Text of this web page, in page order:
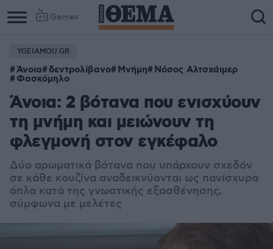
Games
YGEIAMOU.GR
Άνοια δεντρολίβανο Μνήμη Νόσος Αλτσχάιμερ
Φασκόμηλο
Άνοια: 2 βότανα που ενισχύουν
τη μνήμη και μειώνουν τη
φλεγμονή στον εγκέφαλο
Δύο αρωματικά βότανα που υπάρχουν σχεδόν
σε κάθε κουζίνα αναδεικνύονται ως πανίσχυρα
όπλα κατά της γνωστικής εξασθένησης,
σύμφωνα με μελέτες